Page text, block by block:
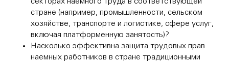
секторах наемного труда в соответствующей
стране (например, промышленности, сельском
хозяйстве, транспорте и логистике, сфере услуг,
включая платформенную занятость)?
Насколько эффективна защита трудовых прав
наемных работников в стране традиционными